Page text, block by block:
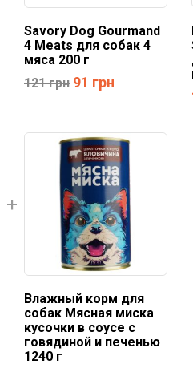
Savory Dog Gourmand
4 Meats для собак 4
мяса 200 г
121грн 91 грн
Влажный корм для
собак Мясная миска
кусочки в соусе с
говядиной и печенью
1240 г